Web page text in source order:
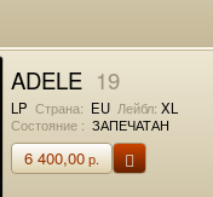
ADELE 19
LP Страна: EU Лейбл: XL
Состояние : ЗАПЕЧАТАН
6 400,00р.